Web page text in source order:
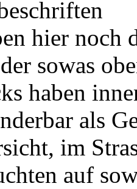
hier
sowas
haben
als
im
auf